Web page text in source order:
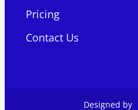
Pricing
Contact Us
Designed by